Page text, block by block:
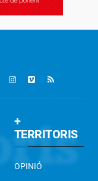
+
TERRITORIS
OPINIÓ